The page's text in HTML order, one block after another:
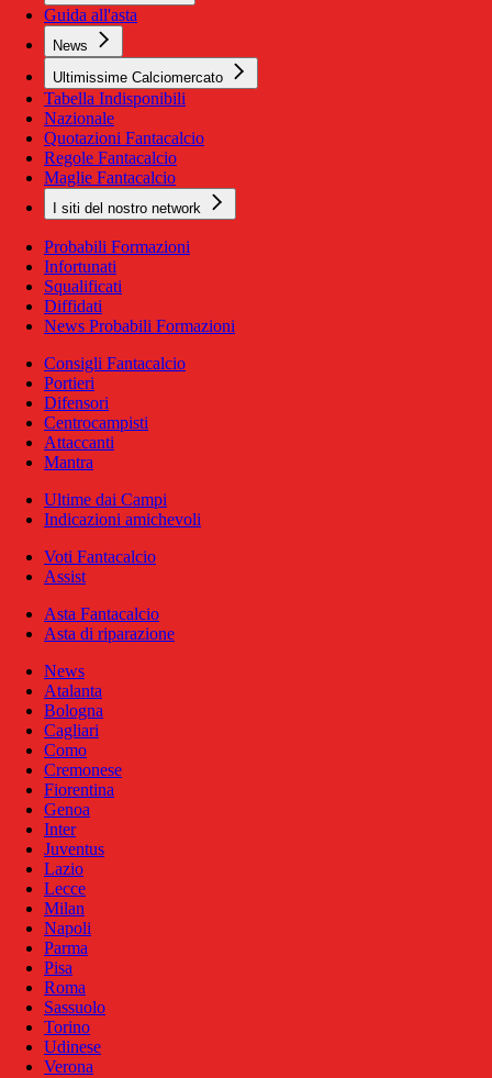
Guida all'asta
News
Ultimissime Calciomercato
Tabella Indisponibili
Nazionale
Quotazioni Fantacalcio
Regole Fantacalcio
Maglie Fantacalcio
I siti del nostro network
Probabili Formazioni
Infortunati
Squalificati
Diffidati
News Probabili Formazioni
Consigli Fantacalcio
Portieri
Difensori
Centrocampisti
Attaccanti
Mantra
Ultime dai Campi
Indicazioni amichevoli
Voti Fantacalcio
Assist
Asta Fantacalcio
Asta di riparazione
News
Atalanta
Bologna
Cagliari
Como
Cremonese
Fiorentina
Genoa
Inter
Juventus
Lazio
Lecce
Milan
Napoli
Parma
Pisa
Roma
Sassuolo
Torino
Udinese
Verona